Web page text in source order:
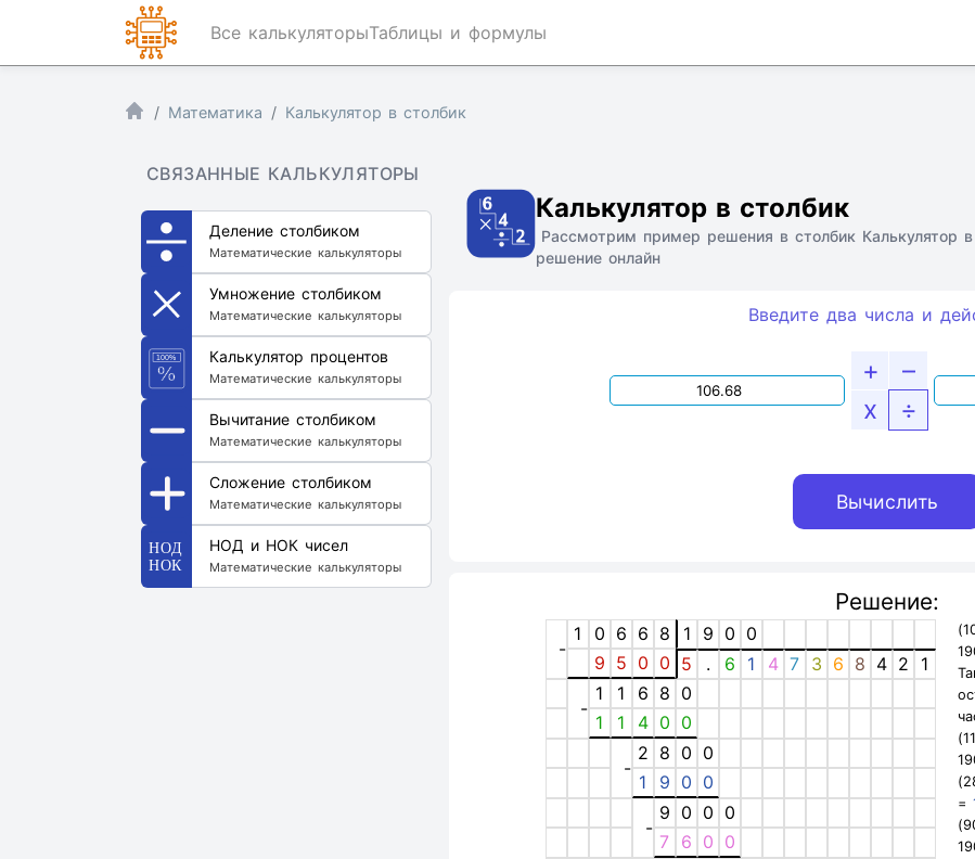
Все калькуляторыТаблицы и формулы
Математика Калькулятор в столбик
СВЯЗАННЫЕ КАЛЬКУЛЯТОРЫ
Деление столбиком
Математические калькуляторы
Умножение столбиком
Математические калькуляторы
Калькулятор процентов
Математические калькуляторы
Вычитание столбиком
Математические калькуляторы
Сложение столбиком
Математические калькуляторы
НОД и НОК чисел
Математические калькуляторы
Калькулятор в столбик
Рассмотрим пример решения в столбик Калькулятор
решение онлайн
Введите два числа и
+
–
x
÷
Решение:
-
1 0 6 6 8 1 9 0 0
9 5 0 0 5 . 6 1 4 7 3 6 8 4 2 1
-
1 1 6 8 0
1
1 4 0 0
-
2 8 0 0
1
9 0 0
-
9 0 0 0
7 6 0 0
=